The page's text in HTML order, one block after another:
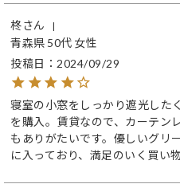
柊
青森県 50代 女性
投稿日
2024/09/29
寝室の小窓をしっかり遮光した
を購入。賃貸なので、カーテン
もありがたいです。優しいグリ
に入っており、満足のいく買い